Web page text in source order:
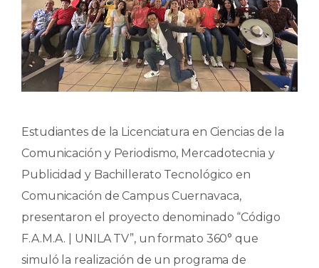
Estudiantes de la Licenciatura en Ciencias de la
Comunicación y Periodismo, Mercadotecnia y
Publicidad y Bachillerato Tecnológico en
Comunicación de Campus Cuernavaca,
presentaron el proyecto denominado “Código
F.A.M.A. | UNILA TV”, un formato 360° que
simuló la realización de un programa de